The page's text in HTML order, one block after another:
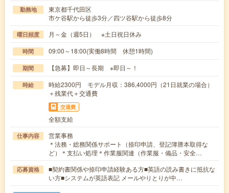
勤務地
東京都千代田区
市ケ谷駅から徒歩3分／四ツ谷駅から徒歩8分
曜日頻度 月～金（週5日） ※土日祝日休み
時間 09:00～18:00(実働8時間 休憩1時間)
期間 【急募】即日～長期 ※即日～！
時給
時給2300円 モデル月収：386,4000円（21日就業の場合）
＋残業代＋交通費
交通費
全額支給
仕事内容
営業事務
＊法務・総務関係サポート（捺印申請、登記簿謄本取得な
ど）＊支払い処理＊作業服関連（作業服・備品・安全…
応募資格
■契約書関係や捺印申請経験ある方■英語の読み書きに抵抗な
い方■システムが英語表記 メールやりとりが中…